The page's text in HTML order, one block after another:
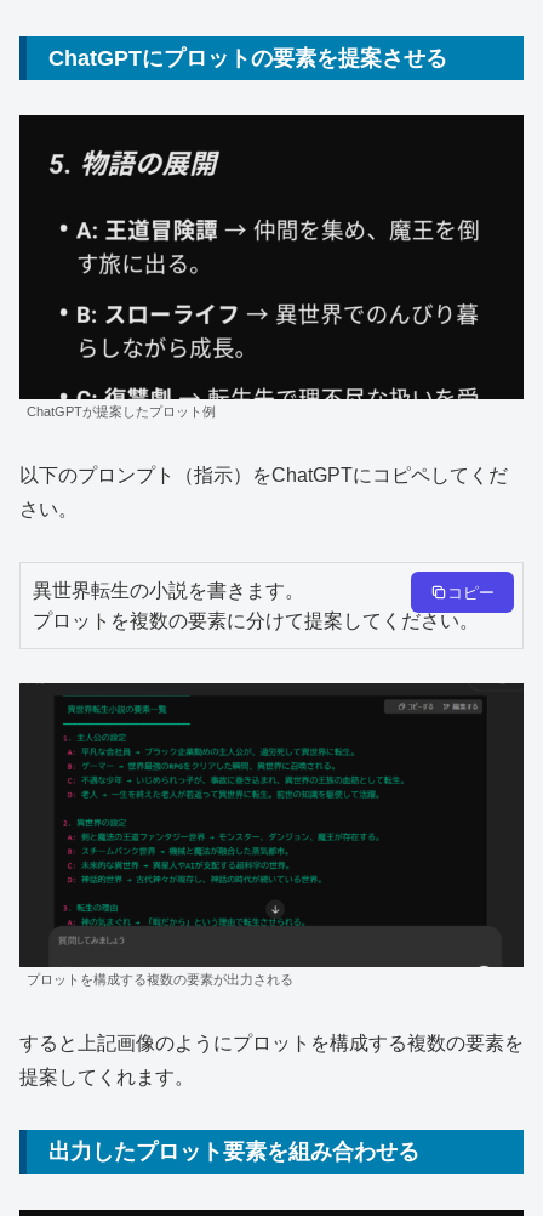
ChatGPTにプロットの要素を提案させる
ChatGPTが提案したプロット例
以下のプロンプト（指示）をChatGPTにコピペしてくだ
さい。
異世界転生の小説を書きます。
プロットを複数の要素に分けて提案してください。
コピー
プロットを構成する複数の要素が出力される
すると上記画像のようにプロットを構成する複数の要素を
提案してくれます。
出力したプロット要素を組み合わせる